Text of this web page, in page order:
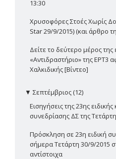
13:30
Χρυσοφόρες Στοές Χωρίς
Star 29/9/2015) (και άρθρο
Δείτε το δεύτερο μέρος
«Αντιδραστήριο» της ΕΡΤ3
Χαλκιδικής [Βίντεο]
▼ Σεπτέμβριος (12)
Εισηγήσεις της 23ης ειδικής
συνεδρίασης ΔΣ της
Πρόσκληση σε 23η ειδική
σήμερα Τετάρτη 30/9/2015
αντίστοιχα